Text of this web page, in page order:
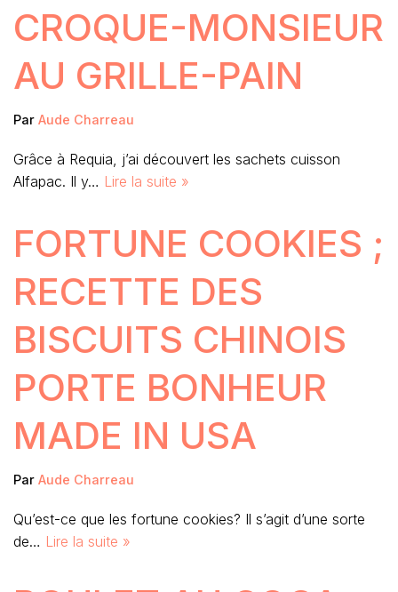
CROQUE-MONSIEUR
AU GRILLE-PAIN
Par Aude Charreau
Grâce à Requia, j’ai découvert les sachets cuisson
Alfapac. Il y… Lire la suite »
FORTUNE COOKIES ;
RECETTE DES
BISCUITS CHINOIS
PORTE BONHEUR
MADE IN USA
Par Aude Charreau
Qu’est-ce que les fortune cookies? Il s’agit d’une sorte
de… Lire la suite »